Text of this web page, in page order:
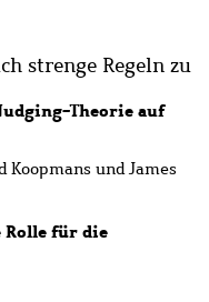
strenge Regeln zu
Theorie auf
Koopmans und James
für die